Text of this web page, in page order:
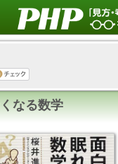
なる数学